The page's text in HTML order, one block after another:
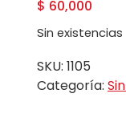
$ 60,000
Sin existencias
SKU: 1105
Categoría: